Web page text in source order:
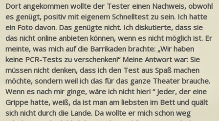
Dort angekommen wollte der Tester einen Nachweis, obwohl
es genügt, positiv mit eigenem Schnelltest zu sein. Ich hatte
ein Foto davon. Das genügte nicht. Ich diskutierte, dass sie
das nicht online anbieten können, wenn es nicht möglich ist. Er
meinte, was mich auf die Barrikaden brachte: „Wir haben
keine PCR-Tests zu verschenken!“ Meine Antwort war: Sie
müssen nicht denken, dass ich den Test aus Spaß machen
möchte, sondern weil ich das für das ganze Theater brauche.
Wenn es nach mir ginge, wäre ich nicht hier! “ Jeder, der eine
Grippe hatte, weiß, da ist man am liebsten im Bett und quält
sich nicht durch die Lande. Da wollte er mich schon weg